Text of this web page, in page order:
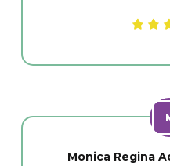
Monica Regina